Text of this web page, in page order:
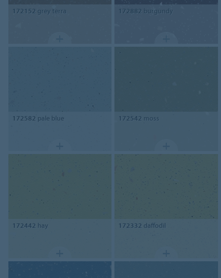
172152 grey terra 172882 burgundy
172582 pale blue 172542 moss
172442 hay 172332 daffodil